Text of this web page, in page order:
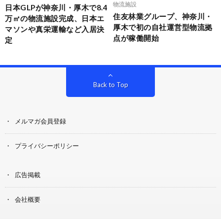
日本GLPが神奈川・厚木で8.4
万㎡の物流施設完成、日本エ
マソンや真栄運輸など入居決
定
物流施設
住友林業グループ、神奈川・
厚木で初の自社運営型物流拠
点が稼働開始
Back to Top
メルマガ会員登録
プライバシーポリシー
広告掲載
会社概要